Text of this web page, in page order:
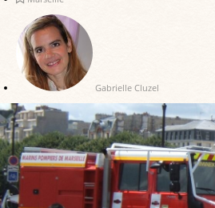
Gabrielle Cluzel